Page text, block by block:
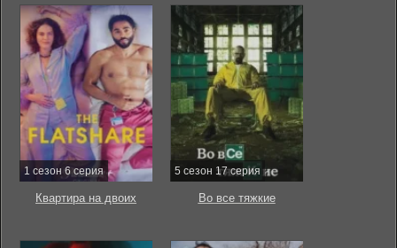
1 сезон 6 серия
Квартира на двоих
5 сезон 17 серия
Во все тяжкие